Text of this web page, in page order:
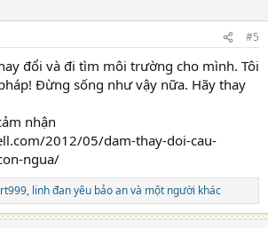
#5
đổi và đi tìm môi trường cho mình. Tôi
Đừng sống như vậy nữa. Hãy thay
nhận
2012/05/dam-thay-doi-cau-
ngua/
, linh đan yêu bảo anvà một người khác